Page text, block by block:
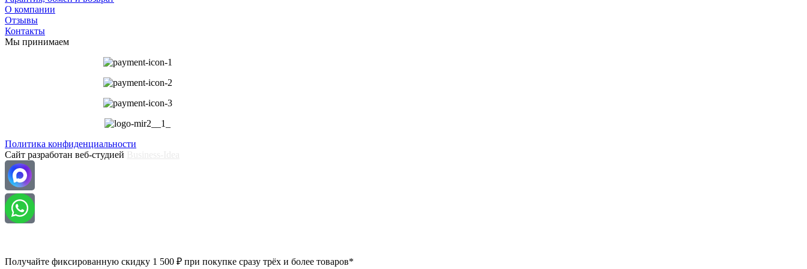
О компании
Отзывы
Контакты
Мы принимаем
Политика конфиденциальности
Сайт разработан веб-студией
Получайте фиксированную скидку 1 500 ₽ при покупке сразу трёх и более товаров*